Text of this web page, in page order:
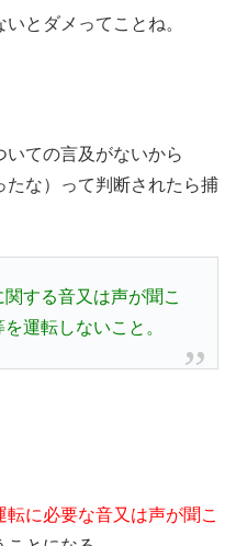
とダメってことね。
ての言及がないから
たな）って判断されたら捕
する音又は声が聞こ
運転しないこと。
転に必要な音又は声が聞こ